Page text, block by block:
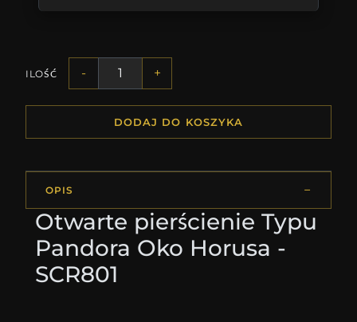
ILOŚĆ - +
DODAJ DO KOSZYKA
OPIS
Otwarte pierścienie Typu
Pandora Oko Horusa -
SCR801